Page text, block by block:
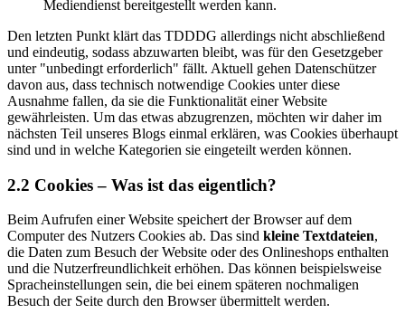
Mediendienst bereitgestellt werden kann.
Den letzten Punkt klärt das TDDDG allerdings nicht abschließend
und eindeutig, sodass abzuwarten bleibt, was für den Gesetzgeber
unter "unbedingt erforderlich" fällt. Aktuell gehen Datenschützer
davon aus, dass technisch notwendige Cookies unter diese
Ausnahme fallen, da sie die Funktionalität einer Website
gewährleisten. Um das etwas abzugrenzen, möchten wir daher im
nächsten Teil unseres Blogs einmal erklären, was Cookies überhaupt
sind und in welche Kategorien sie eingeteilt werden können.
2.2 Cookies – Was ist das eigentlich?
Beim Aufrufen einer Website speichert der Browser auf dem
Computer des Nutzers Cookies ab. Das sind kleine Textdateien,
die Daten zum Besuch der Website oder des Onlineshops enthalten
und die Nutzerfreundlichkeit erhöhen. Das können beispielsweise
Spracheinstellungen sein, die bei einem späteren nochmaligen
Besuch der Seite durch den Browser übermittelt werden.